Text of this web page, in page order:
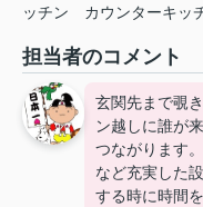
ッチン
カウンターキッ
担当者のコメント
玄関先まで覗
ン越しに誰が
つながります
など充実した
する時に時間